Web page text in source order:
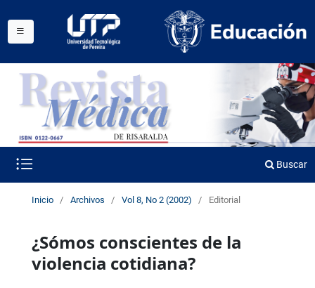
Buscar
Inicio / Archivos / Vol 8, No 2 (2002) / Editorial
¿Sómos conscientes de la
violencia cotidiana?